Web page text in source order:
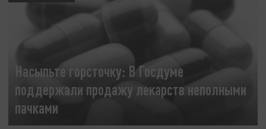
Насыпьте горсточку: В Госдуме
поддержали продажу лекарств неполными
пачками